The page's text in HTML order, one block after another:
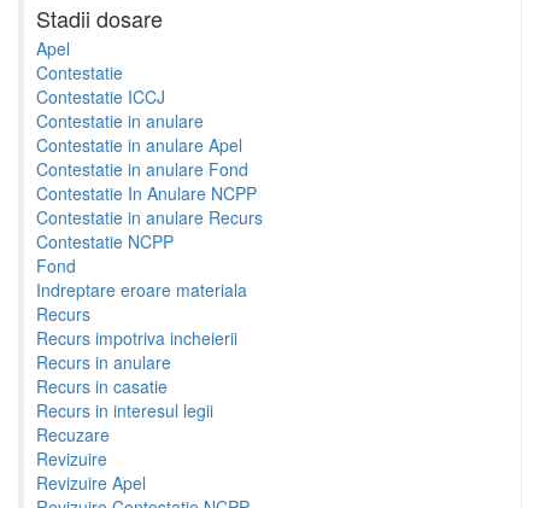
Stadii dosare
Apel
Contestatie
Contestatie ICCJ
Contestatie in anulare
Contestatie in anulare Apel
Contestatie in anulare Fond
Contestatie In Anulare NCPP
Contestatie in anulare Recurs
Contestatie NCPP
Fond
Indreptare eroare materiala
Recurs
Recurs impotriva incheierii
Recurs in anulare
Recurs in casatie
Recurs in interesul legii
Recuzare
Revizuire
Revizuire Apel